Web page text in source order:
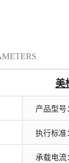
美
产品型号
执行标准
承载电流